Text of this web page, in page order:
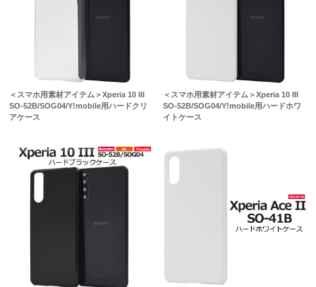
＜スマホ用素材アイテム＞Xperia 10 III
SO-52B/SOG04/Y!mobile用ハードクリ
アケース
＜スマホ用素材アイテム＞Xperia 10 III
SO-52B/SOG04/Y!mobile用ハードホワ
イトケース